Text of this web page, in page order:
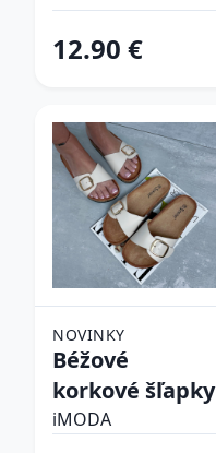
12.90 €
NOVINKY
Béžové
korkové šľapky
iMODA